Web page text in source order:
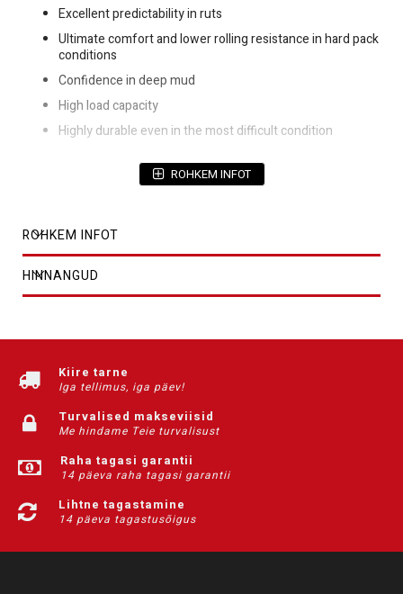
Excellent predictability in ruts
Ultimate comfort and lower rolling resistance in hard pack
conditions
Confidence in deep mud
High load capacity
Highly durable even in the most difficult condition
ROHKEM INFOT
ROHKEM INFOT
HINNANGUD
Kiire tarne
Iga tellimus, iga päev!
Turvalised makseviisid
Me hindame Teie turvalisust
Raha tagasi garantii
14 päeva raha tagasi garantii
Lihtne tagastamine
14 päeva tagastusõigus